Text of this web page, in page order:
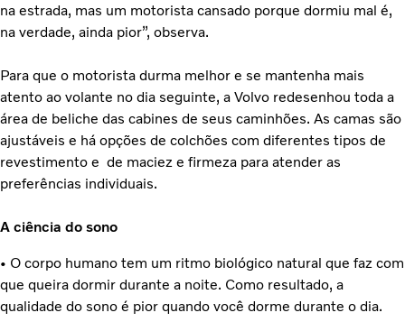
na estrada, mas um motorista cansado porque dormiu mal é,
na verdade, ainda pior”, observa.
Para que o motorista durma melhor e se mantenha mais
atento ao volante no dia seguinte, a Volvo redesenhou toda a
área de beliche das cabines de seus caminhões. As camas são
ajustáveis e há opções de colchões com diferentes tipos de
revestimento e de maciez e firmeza para atender as
preferências individuais.
A ciência do sono
• O corpo humano tem um ritmo biológico natural que faz com
que queira dormir durante a noite. Como resultado, a
qualidade do sono é pior quando você dorme durante o dia.